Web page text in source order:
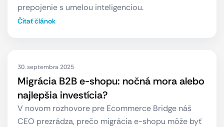
prepojenie s umelou inteligenciou.
Čítať článok
30. septembra 2025
Migrácia B2B e-shopu: nočná mora alebo
najlepšia investícia?
V novom rozhovore pre Ecommerce Bridge náš
CEO prezrádza, prečo migrácia e-shopu môže byť